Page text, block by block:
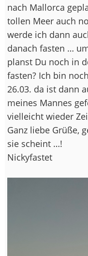
nach Mallorca
tollen Meer auch
werde ich dann
danach fasten …
planst Du noch in
fasten? Ich bin
26.03. da ist dann
meines Mannes
vielleicht wieder
Ganz liebe Grüße,
sie scheint …!
Nickyfastet